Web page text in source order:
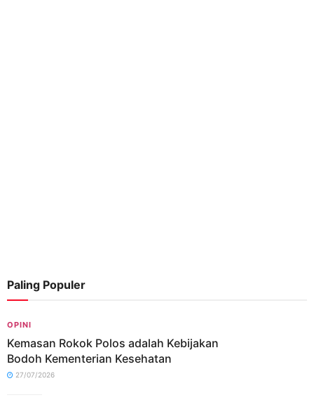
Paling Populer
OPINI
Kemasan Rokok Polos adalah Kebijakan
Bodoh Kementerian Kesehatan
27/07/2026